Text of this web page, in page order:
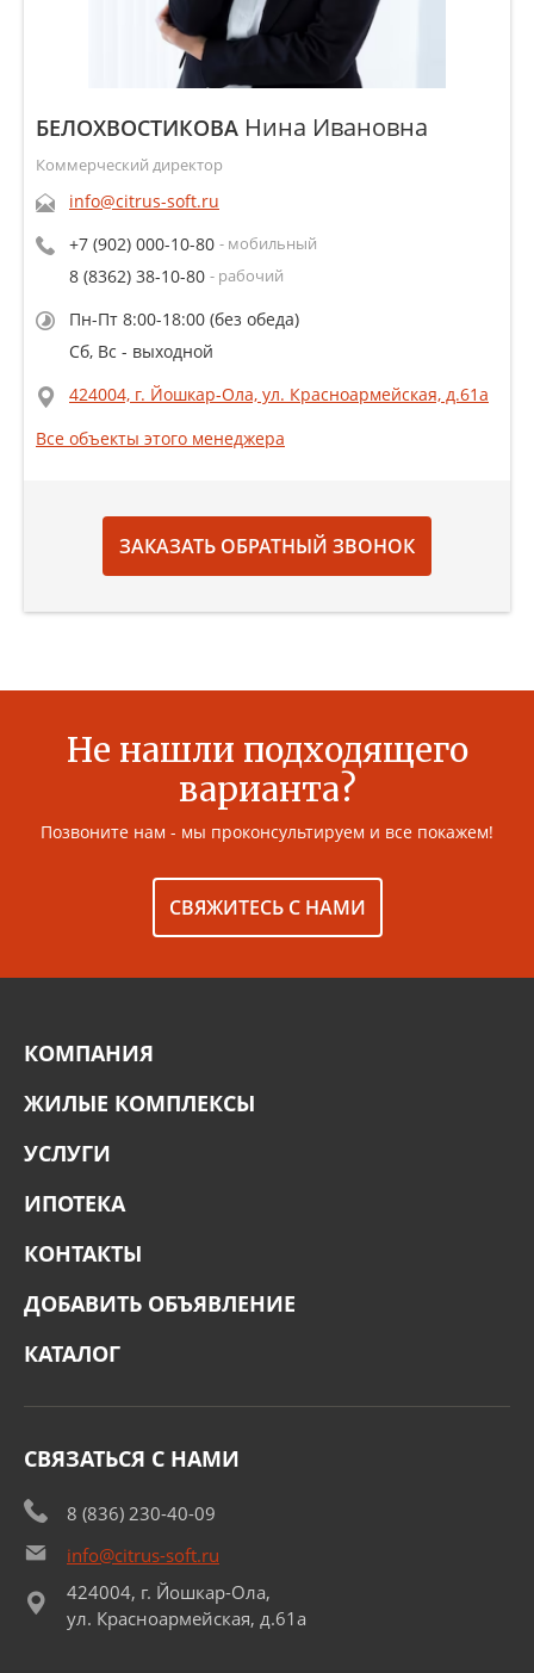
БЕЛОХВОСТИКОВА Нина Ивановна
Коммерческий директор
info@citrus-soft.ru
+7 (902) 000-10-80 - мобильный
8 (8362) 38-10-80 - рабочий
Пн-Пт 8:00-18:00 (без обеда)
Сб, Вс - выходной
424004, г. Йошкар-Ола, ул. Красноармейская, д.61а
Все объекты этого менеджера
ЗАКАЗАТЬ ОБРАТНЫЙ ЗВОНОК
Не нашли подходящего
варианта?
Позвоните нам - мы проконсультируем и все покажем!
СВЯЖИТЕСЬ С НАМИ
КОМПАНИЯ
ЖИЛЫЕ КОМПЛЕКСЫ
УСЛУГИ
ИПОТЕКА
КОНТАКТЫ
ДОБАВИТЬ ОБЪЯВЛЕНИЕ
КАТАЛОГ
СВЯЗАТЬСЯ С НАМИ
8 (836) 230-40-09
info@citrus-soft.ru
424004, г. Йошкар-Ола,
ул. Красноармейская, д.61а